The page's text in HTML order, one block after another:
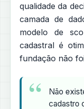
qualidade da
camada de
modelo de
cadastral é
fundação não
Não
cadastro